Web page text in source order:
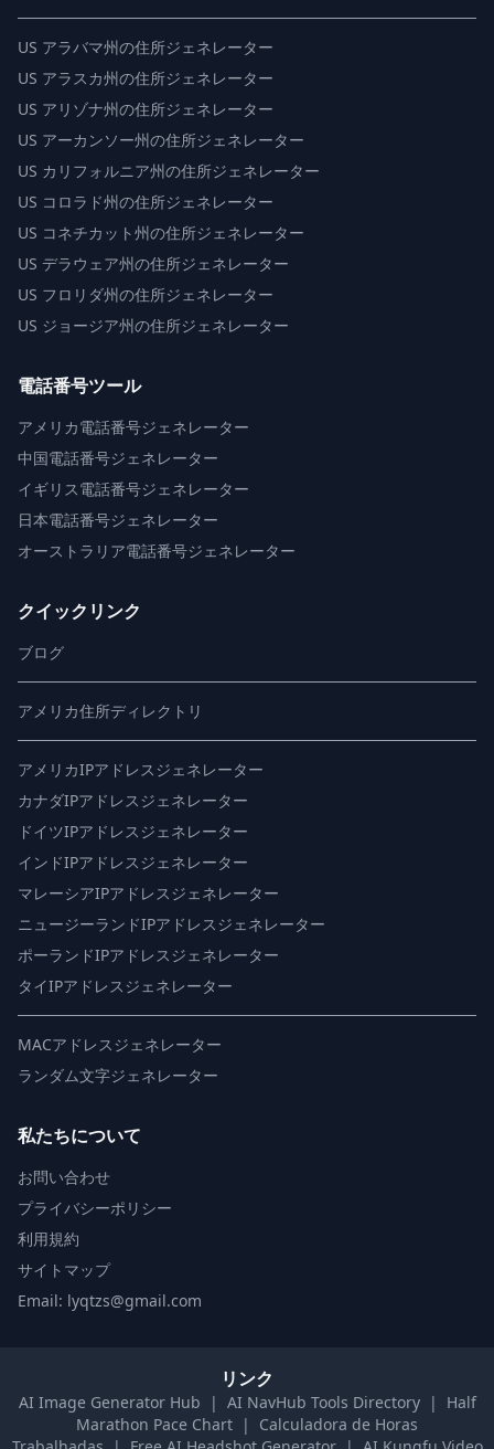
US アラバマ州の住所ジェネレーター
US アラスカ州の住所ジェネレーター
US アリゾナ州の住所ジェネレーター
US アーカンソー州の住所ジェネレーター
US カリフォルニア州の住所ジェネレーター
US コロラド州の住所ジェネレーター
US コネチカット州の住所ジェネレーター
US デラウェア州の住所ジェネレーター
US フロリダ州の住所ジェネレーター
US ジョージア州の住所ジェネレーター
電話番号ツール
アメリカ電話番号ジェネレーター
中国電話番号ジェネレーター
イギリス電話番号ジェネレーター
日本電話番号ジェネレーター
オーストラリア電話番号ジェネレーター
クイックリンク
ブログ
アメリカ住所ディレクトリ
アメリカIPアドレスジェネレーター
カナダIPアドレスジェネレーター
ドイツIPアドレスジェネレーター
インドIPアドレスジェネレーター
マレーシアIPアドレスジェネレーター
ニュージーランドIPアドレスジェネレーター
ポーランドIPアドレスジェネレーター
タイIPアドレスジェネレーター
MACアドレスジェネレーター
ランダム文字ジェネレーター
私たちについて
お問い合わせ
プライバシーポリシー
利用規約
サイトマップ
Email: lyqtzs@gmail.com
リンク
AI Image Generator Hub | AI NavHub Tools Directory |
Half
Marathon Pace Chart |
Calculadora de Horas